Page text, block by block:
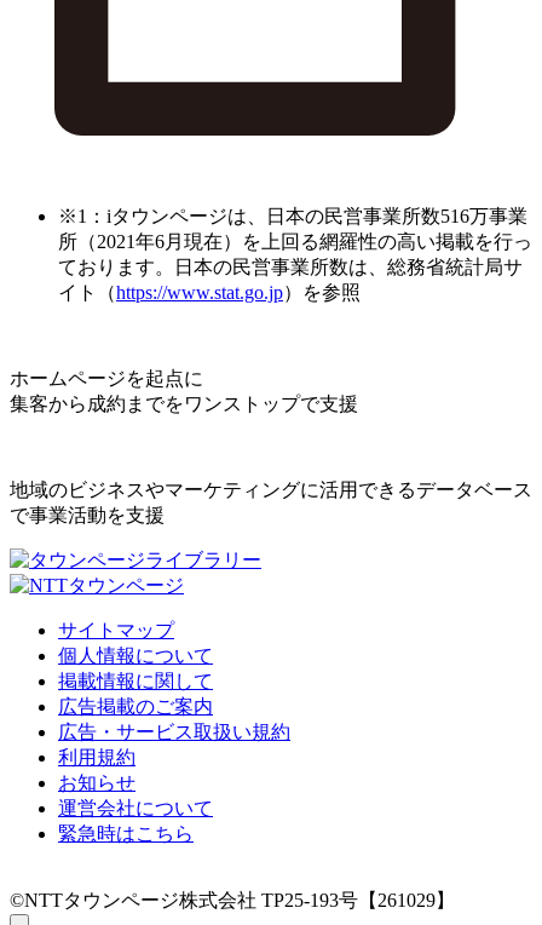
※1：iタウンページは、日本の民営事業所数516万事業
所（2021年6月現在）を上回る網羅性の高い掲載を行っ
ております。日本の民営事業所数は、総務省統計局サ
イト（https://www.stat.go.jp）を参照
ホームページを起点に
集客から成約までをワンストップで支援
地域のビジネスやマーケティングに活用できるデータベース
で事業活動を支援
サイトマップ
個人情報について
掲載情報に関して
広告掲載のご案内
広告・サービス取扱い規約
利用規約
お知らせ
運営会社について
緊急時はこちら
©NTTタウンページ株式会社 TP25-193号【261029】